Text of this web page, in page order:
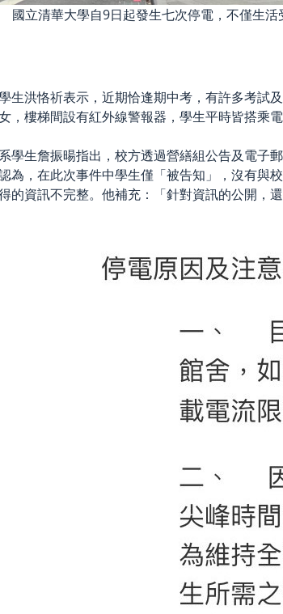
國立清華大學自9日起發生七次停電，不僅生
生洪恪祈表示，近期恰逢期中考，有許多考試
，樓梯間設有紅外線警報器，學生平時皆搭乘
學生詹振暘指出，校方透過營繕組公告及電子
為，在此次事件中學生僅「被告知」，沒有與
的資訊不完整。他補充：「針對資訊的公開，